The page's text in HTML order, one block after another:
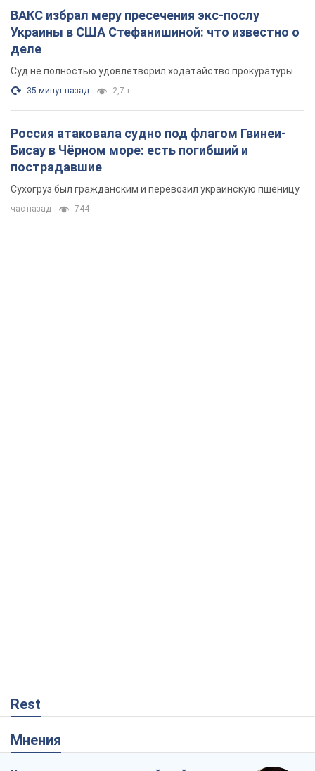
ВАКС избрал меру пресечения экс-послу
Украины в США Стефанишиной: что известно о
деле
Суд не полностью удовлетворил ходатайство прокуратуры
35 минут назад 2,7 т.
Россия атаковала судно под флагом Гвинеи-
Бисау в Чёрном море: есть погибший и
пострадавшие
Сухогруз был гражданским и перевозил украинскую пшеницу
час назад 744
Rest
Мнения